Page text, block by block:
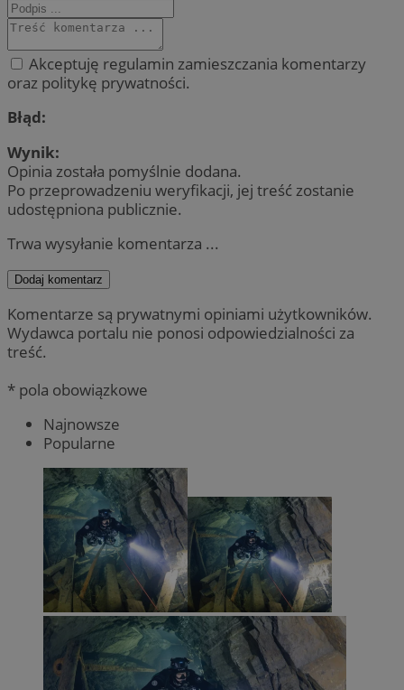
Akceptuję regulamin zamieszczania komentarzy
oraz politykę prywatności.
Błąd:
Wynik:
Opinia została pomyślnie dodana.
Po przeprowadzeniu weryfikacji, jej treść zostanie
udostępniona publicznie.
Trwa wysyłanie komentarza ...
Dodaj komentarz
Komentarze są prywatnymi opiniami użytkowników.
Wydawca portalu nie ponosi odpowiedzialności za
treść.
* pola obowiązkowe
Najnowsze
Popularne